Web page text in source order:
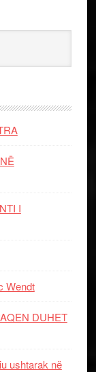
I
Wendt
DUHET
ushtarak në